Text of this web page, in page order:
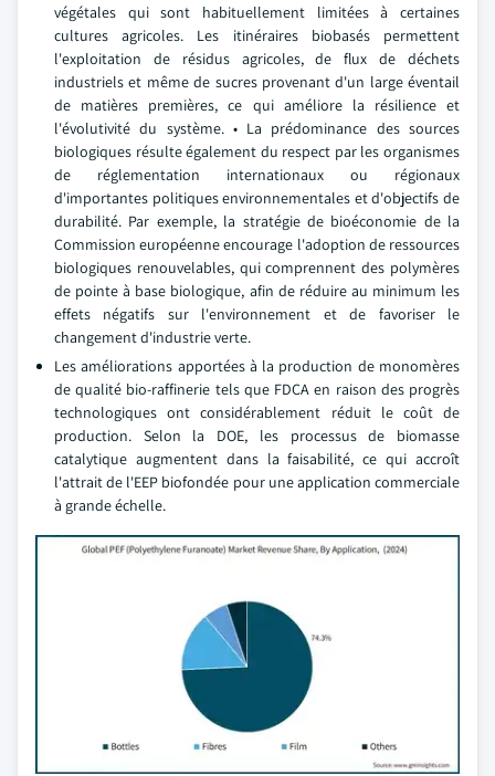
végétales qui sont habituellement limitées à certaines
cultures agricoles. Les itinéraires biobasés permettent
l'exploitation de résidus agricoles, de flux de déchets
industriels et même de sucres provenant d'un large éventail
de matières premières, ce qui améliore la résilience et
l'évolutivité du système. • La prédominance des sources
biologiques résulte également du respect par les organismes
de réglementation internationaux ou régionaux
d'importantes politiques environnementales et d'objectifs de
durabilité. Par exemple, la stratégie de bioéconomie de la
Commission européenne encourage l'adoption de ressources
biologiques renouvelables, qui comprennent des polymères
de pointe à base biologique, afin de réduire au minimum les
effets négatifs sur l'environnement et de favoriser le
changement d'industrie verte.
Les améliorations apportées à la production de monomères
de qualité bio-raffinerie tels que FDCA en raison des progrès
technologiques ont considérablement réduit le coût de
production. Selon la DOE, les processus de biomasse
catalytique augmentent dans la faisabilité, ce qui accroît
l'attrait de l'EEP biofondée pour une application commerciale
à grande échelle.